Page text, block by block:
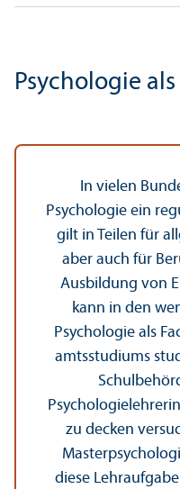
Psychologie
In vielen
Psychologie ein
gilt in Teilen für
aber auch für
Ausbildung von
kann in den
Psychologie als
amtsstudiums
zu decken
diese